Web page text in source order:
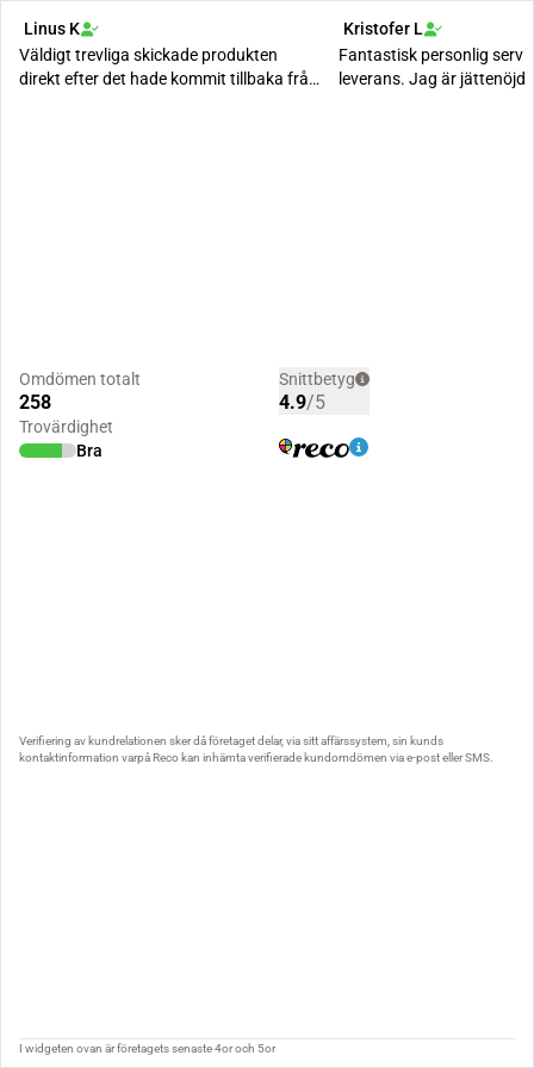
Linus K
Väldigt trevliga skickade produkten
direkt efter det hade kommit tillbaka från
Kristofer L
Fantastisk personlig
leverans. Jag är jättenöjd
Omdömen totalt
258
Snittbetyg
4.9/5
Trovärdighet
Bra
Verifiering av kundrelationen sker då företaget delar, via sitt affärssystem, sin kunds
kontaktinformation varpå Reco kan inhämta verifierade kundomdömen via e-post eller SMS.
I widgeten ovan är företagets senaste 4or och 5or